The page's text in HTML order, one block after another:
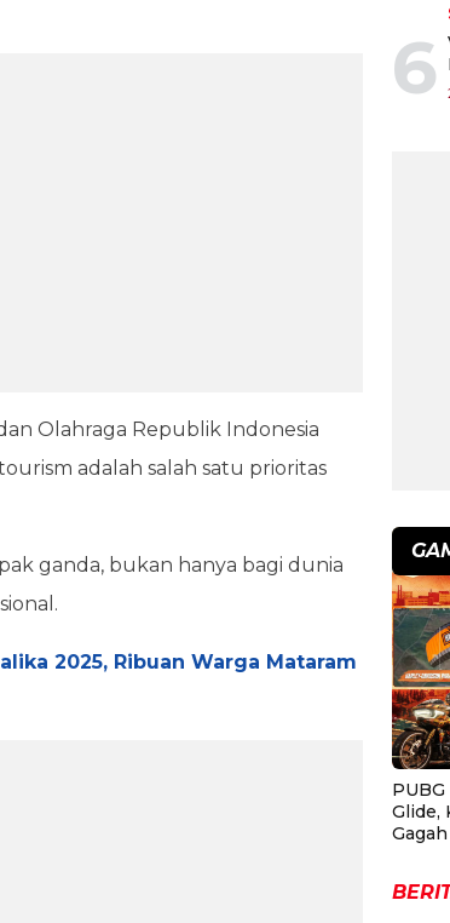
Olahraga Republik Indonesia
adalah salah satu prioritas
ganda, bukan hanya bagi dunia
2025, Ribuan Warga Mataram
6
Glide,